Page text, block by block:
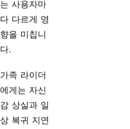
는 사용자마
다 다르게 영
향을 미칩니
다.
가족 라이더
에게는 자신
감 상실과 일
상 복귀 지연